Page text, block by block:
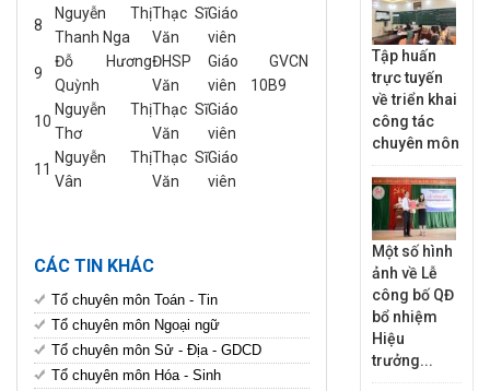
8
Nguyễn Thị
Thanh Nga
Thạc Sĩ
Văn
Giáo
viên
9
Đỗ Hương
Quỳnh
ĐHSP
Văn
Giáo
viên
GVCN
10B9
10
Nguyễn Thị
Thơ
Thạc Sĩ
Văn
Giáo
viên
11
Nguyễn Thị
Vân
Thạc Sĩ
Văn
Giáo
viên
CÁC TIN KHÁC
Tổ chuyên môn Toán - Tin
Tổ chuyên môn Ngoại ngữ
Tổ chuyên môn Sử - Địa - GDCD
Tổ chuyên môn Hóa - Sinh
Tập huấn
trực tuyến
về triển khai
công tác
chuyên môn
Một số hình
ảnh về Lễ
công bố QĐ
bổ nhiệm
Hiệu
trưởng...